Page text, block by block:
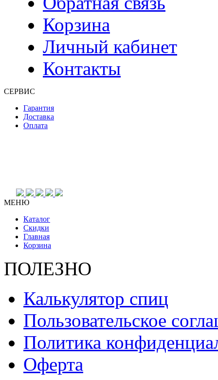
Корзина
Личный кабинет
Контакты
СЕРВИС
Гарантия
Доставка
Оплата
МЕНЮ
Каталог
Скидки
Главная
Корзина
ПОЛЕЗНО
Калькулятор спиц
Пользовательское
Политика
Оферта